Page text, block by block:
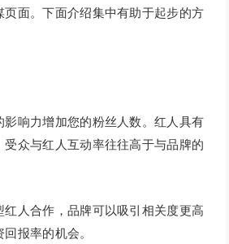
页面。下面介绍集中有助于起步的方
影响力增加您的粉丝人数。红人具有
众与红人互动率往往高于与品牌的
人合作，品牌可以吸引相关度更高
报率的机会。